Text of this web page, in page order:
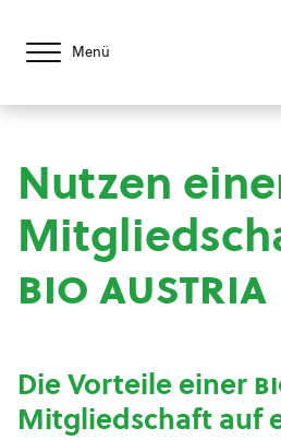
Menü
Nutzen
bio austria
Die Vorteile einer
Mitgliedschaft auf